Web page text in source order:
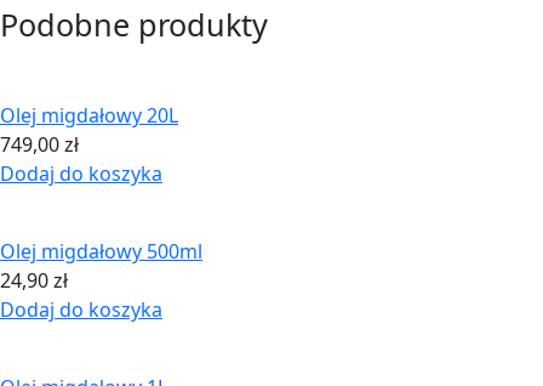
Podobne produkty
Olej migdałowy 20L
749,00zł
Dodaj do koszyka
Olej migdałowy 500ml
24,90zł
Dodaj do koszyka